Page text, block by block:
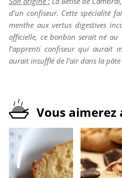
d’un confiseur. Cette spécialité
menthe aux vertus digestives
officielle, ce bonbon serait né au
l’apprenti confiseur qui aurait
aurait insufflé de l’air dans la
Vous aimerez